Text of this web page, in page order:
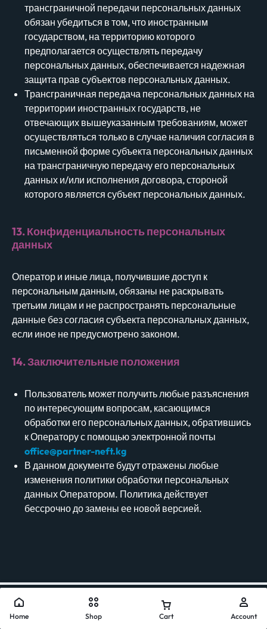
трансграничной передачи персональных данных
обязан убедиться в том, что иностранным
государством, на территорию которого
предполагается осуществлять передачу
персональных данных, обеспечивается надежная
защита прав субъектов персональных данных.
Трансграничная передача персональных данных на
территории иностранных государств, не
отвечающих вышеуказанным требованиям, может
осуществляться только в случае наличия согласия в
письменной форме субъекта персональных данных
на трансграничную передачу его персональных
данных и/или исполнения договора, стороной
которого является субъект персональных данных.
13. Конфиденциальность персональных
данных
Оператор и иные лица, получившие доступ к
персональным данным, обязаны не раскрывать
третьим лицам и не распространять персональные
данные без согласия субъекта персональных данных,
если иное не предусмотрено законом.
14. Заключительные положения
Пользователь может получить любые разъяснения
по интересующим вопросам, касающимся
обработки его персональных данных, обратившись
к Оператору с помощью электронной почты
office@partner-neft.kg
В данном документе будут отражены любые
изменения политики обработки персональных
данных Оператором. Политика действует
бессрочно до замены ее новой версией.
Home Shop Cart Account